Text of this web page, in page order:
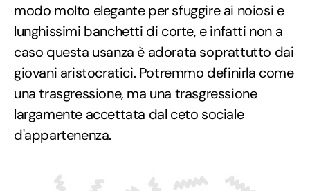
modo molto elegante per sfuggire ai noiosi e
lunghissimi banchetti di corte, e infatti non a
caso questa usanza è adorata soprattutto dai
giovani aristocratici. Potremmo definirla come
una trasgressione, ma una trasgressione
largamente accettata dal ceto sociale
d'appartenenza.